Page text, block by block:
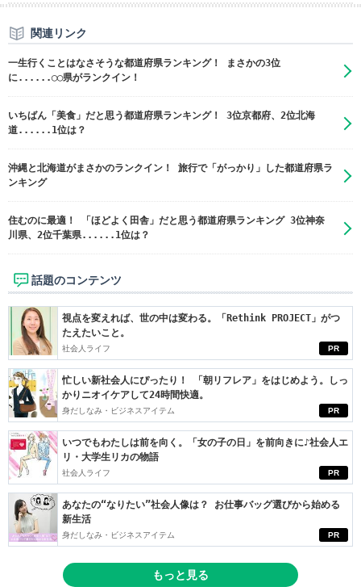
関連リンク
一生行くことはなさそうな都道府県ランキング！ まさかの3位
に......◯◯県がランクイン！
いちばん「美食」だと思う都道府県ランキング！ 3位京都府、2位北海
道......1位は？
沖縄と北海道がまさかのランクイン！ 旅行で「がっかり」した都道府県ラ
ンキング
住むのに最適！ 「ほどよく田舎」だと思う都道府県ランキング 3位神奈
川県、2位千葉県......1位は？
話題のコンテンツ
PR
視点を変えれば、世の中は変わる。「Rethink PROJECT」がつ
たえたいこと。
社会人ライフ
PR
忙しい新社会人にぴったり！ 「朝リフレア」をはじめよう。しっ
かりニオイケアして24時間快適。
身だしなみ・ビジネスアイテム
PR
いつでもわたしは前を向く。「女の子の日」を前向きに♪社会人エ
リ・大学生リカの物語
社会人ライフ
PR
あなたの“なりたい”社会人像は？ お仕事バッグ選びから始める
新生活
身だしなみ・ビジネスアイテム
もっと見る